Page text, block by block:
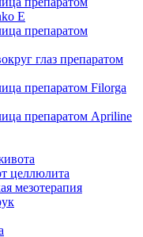
E
препаратом
глаз препаратом
препаратом Filorga
препаратом Apriline
целлюлита
мезотерапия